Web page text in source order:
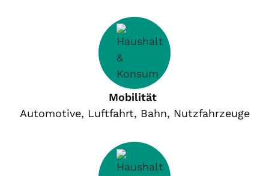
Mobilität
Automotive, Luftfahrt, Bahn, Nutzfahrzeuge